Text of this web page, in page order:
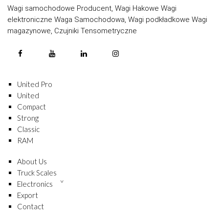
Wagi samochodowe Producent, Wagi Hakowe Wagi
elektroniczne Waga Samochodowa, Wagi podkładkowe Wagi
magazynowe, Czujniki Tensometryczne
United Pro
United
Compact
Strong
Classic
RAM
About Us
Truck Scales
Electronics
Export
Contact